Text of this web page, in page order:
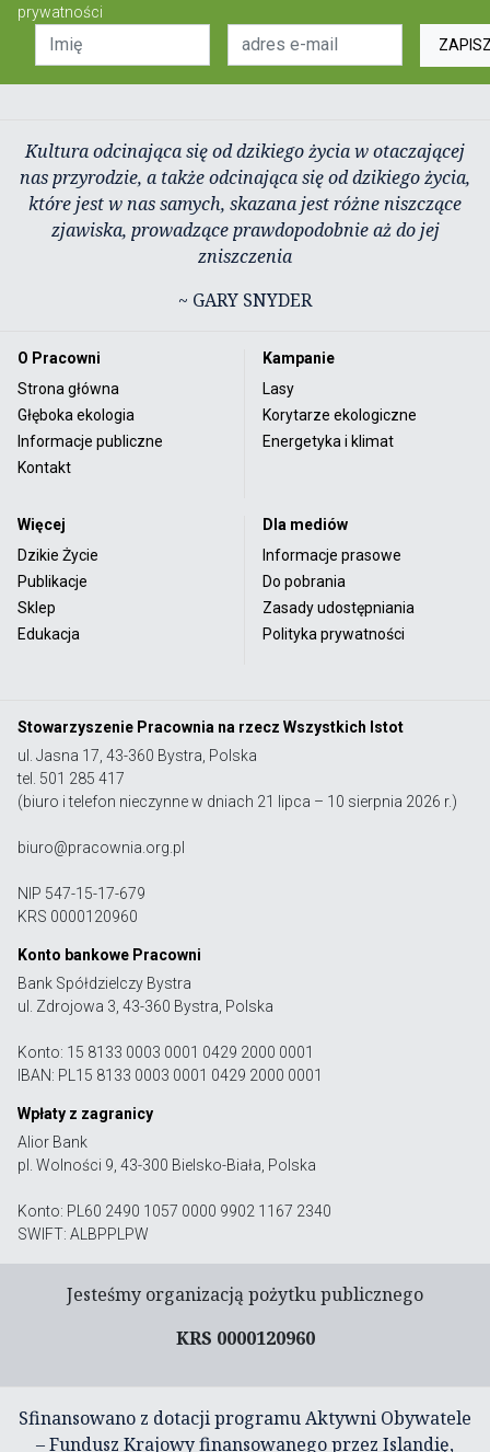
prywatności
Kultura odcinająca się od dzikiego życia w otaczającej
nas przyrodzie, a także odcinająca się od dzikiego życia,
które jest w nas samych, skazana jest różne niszczące
zjawiska, prowadzące prawdopodobnie aż do jej
zniszczenia
~ GARY SNYDER
O Pracowni
Strona główna
Głęboka ekologia
Informacje publiczne
Kontakt
Kampanie
Lasy
Korytarze ekologiczne
Energetyka i klimat
Więcej
Dzikie Życie
Publikacje
Sklep
Edukacja
Dla mediów
Informacje prasowe
Do pobrania
Zasady udostępniania
Polityka prywatności
Stowarzyszenie Pracownia na rzecz Wszystkich Istot
ul. Jasna 17, 43-360 Bystra, Polska
tel. 501 285 417
(biuro i telefon nieczynne w dniach 21 lipca – 10 sierpnia 2026 r.)
biuro@pracownia.org.pl
NIP 547-15-17-679
KRS 0000120960
Konto bankowe Pracowni
Bank Spółdzielczy Bystra
ul. Zdrojowa 3, 43-360 Bystra, Polska
Konto: 15 8133 0003 0001 0429 2000 0001
IBAN: PL15 8133 0003 0001 0429 2000 0001
Wpłaty z zagranicy
Alior Bank
pl. Wolności 9, 43-300 Bielsko-Biała, Polska
Konto: PL60 2490 1057 0000 9902 1167 2340
SWIFT: ALBPPLPW
Jesteśmy organizacją pożytku publicznego
KRS 0000120960
Sfinansowano z dotacji programu Aktywni Obywatele
– Fundusz Krajowy finansowanego przez Islandię,